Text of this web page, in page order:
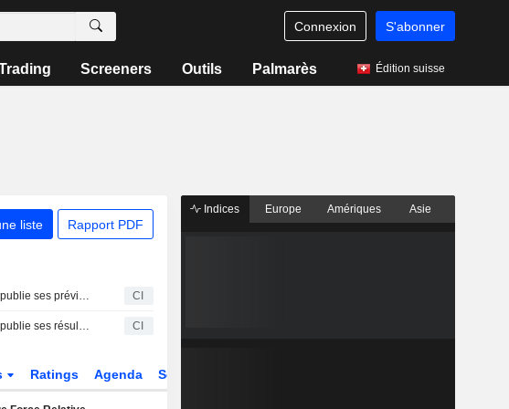
Connexion S'abonner
Screeners Outils Palmarès Édition suisse
liste Rapport PDF
Spotify Technology S.A. publie ses prévisions de résultats pour le troisième trimestre 2026 CI
Spotify Technology S.A. publie ses résultats pour le deuxième trimestre clos le 30 juin 2026 CI
Ratings Agenda Secteur
Indices Europe Amériques Asie